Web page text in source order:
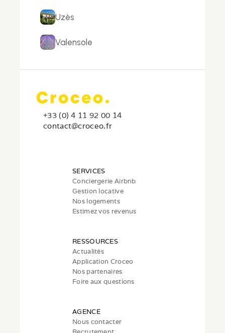
Uzès
Valensole
+33 (0) 4 11 92 00 14
contact@croceo.fr
SERVICES
Conciergerie Airbnb
Gestion locative
Nos logements
Estimez vos revenus
RESSOURCES
Actualités
Application Croceo
Nos partenaires
Foire aux questions
AGENCE
Nous contacter